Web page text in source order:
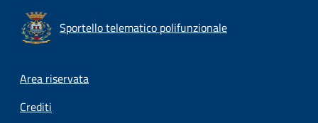
Sportello telematico polifunzionale
Footer menu
Area riservata
Crediti